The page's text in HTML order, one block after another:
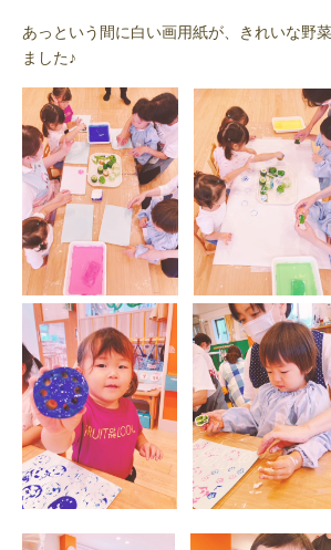
あっという間に白い画用紙が、きれいな野
ました♪